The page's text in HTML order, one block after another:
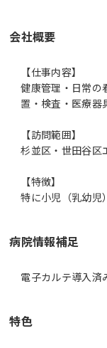
会社概要
【仕事内容】
健康管理・日常の
置・検査・医療器
【訪問範囲】
杉並区・世田谷区
【特徴】
特に小児（乳幼児
病院情報補足
電子カルテ導入済
特色